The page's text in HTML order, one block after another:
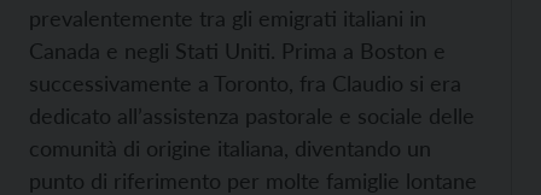
prevalentemente tra gli emigrati italiani in
Canada e negli Stati Uniti. Prima a Boston e
successivamente a Toronto, fra Claudio si era
dedicato all’assistenza pastorale e sociale delle
comunità di origine italiana, diventando un
punto di riferimento per molte famiglie lontane